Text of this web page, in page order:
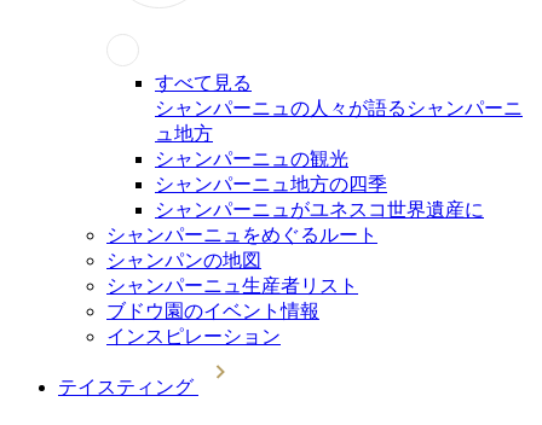
すべて見る
シャンパーニュの人々が語るシャンパーニ
ュ地方
シャンパーニュの観光
シャンパーニュ地方の四季
シャンパーニュがユネスコ世界遺産に
シャンパーニュをめぐるルート
シャンパンの地図
シャンパーニュ生産者リスト
ブドウ園のイベント情報
インスピレーション
テイスティング